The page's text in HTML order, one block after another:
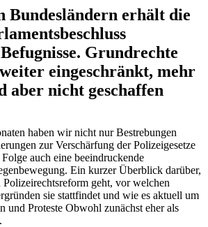
Bundesländern erhält die
Grundrechte
eingeschränkt, mehr
aber nicht geschaffen
haben wir nicht nur Bestrebungen
zur Verschärfung der Polizeigesetze
auch eine beeindruckende
Ein kurzer Überblick darüber,
geht, vor welchen
sie stattfindet und wie es aktuell um
und Proteste Obwohl zunächst eher als